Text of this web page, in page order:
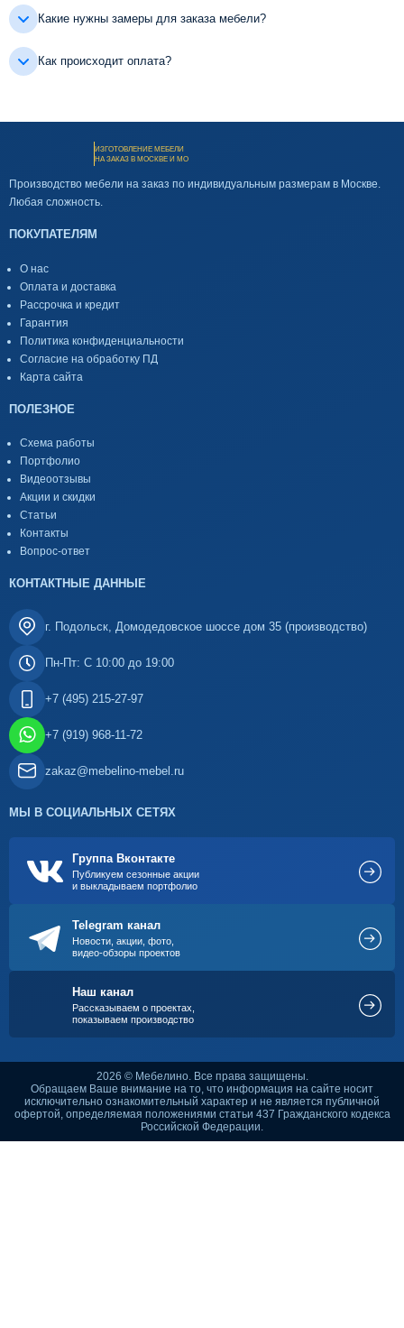
Какие нужны замеры для заказа мебели?
Как происходит оплата?
ИЗГОТОВЛЕНИЕ МЕБЕЛИ
НА ЗАКАЗ В МОСКВЕ И МО
Производство мебели на заказ по индивидуальным размерам в Москве.
Любая сложность.
ПОКУПАТЕЛЯМ
О нас
Оплата и доставка
Рассрочка и кредит
Гарантия
Политика конфиденциальности
Согласие на обработку ПД
Карта сайта
ПОЛЕЗНОЕ
Схема работы
Портфолио
Видеоотзывы
Акции и скидки
Статьи
Контакты
Вопрос-ответ
КОНТАКТНЫЕ ДАННЫЕ
г. Подольск, Домодедовское шоссе дом 35 (производство)
Пн-Пт: С 10:00 до 19:00
+7 (495) 215-27-97
+7 (919) 968-11-72
zakaz@mebelino-mebel.ru
МЫ В СОЦИАЛЬНЫХ СЕТЯХ
Группа Вконтакте
Публикуем сезонные акции
и выкладываем портфолио
Telegram канал
Новости, акции, фото,
видео-обзоры проектов
Наш канал
Рассказываем о проектах,
показываем производство
2026 © Мебелино. Все права защищены.
Обращаем Ваше внимание на то, что информация на сайте носит
исключительно ознакомительный характер и не является публичной
офертой, определяемая положениями статьи 437 Гражданского кодекса
Российской Федерации.